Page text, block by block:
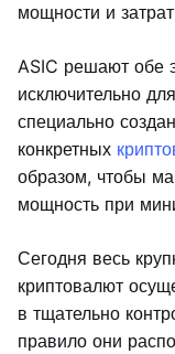
мощности и
ASIC решают обе
исключительно
специально
конкретных
образом, чтобы
мощность при
Сегодня весь
криптовалют
в тщательно
правило они